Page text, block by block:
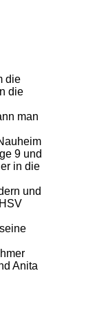
die
die
man
9 und
in die
und
Anita